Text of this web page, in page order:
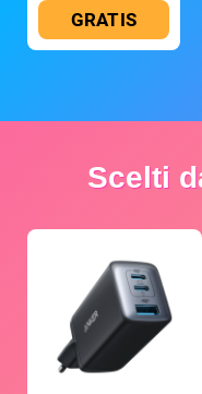
GRATIS
Scelti